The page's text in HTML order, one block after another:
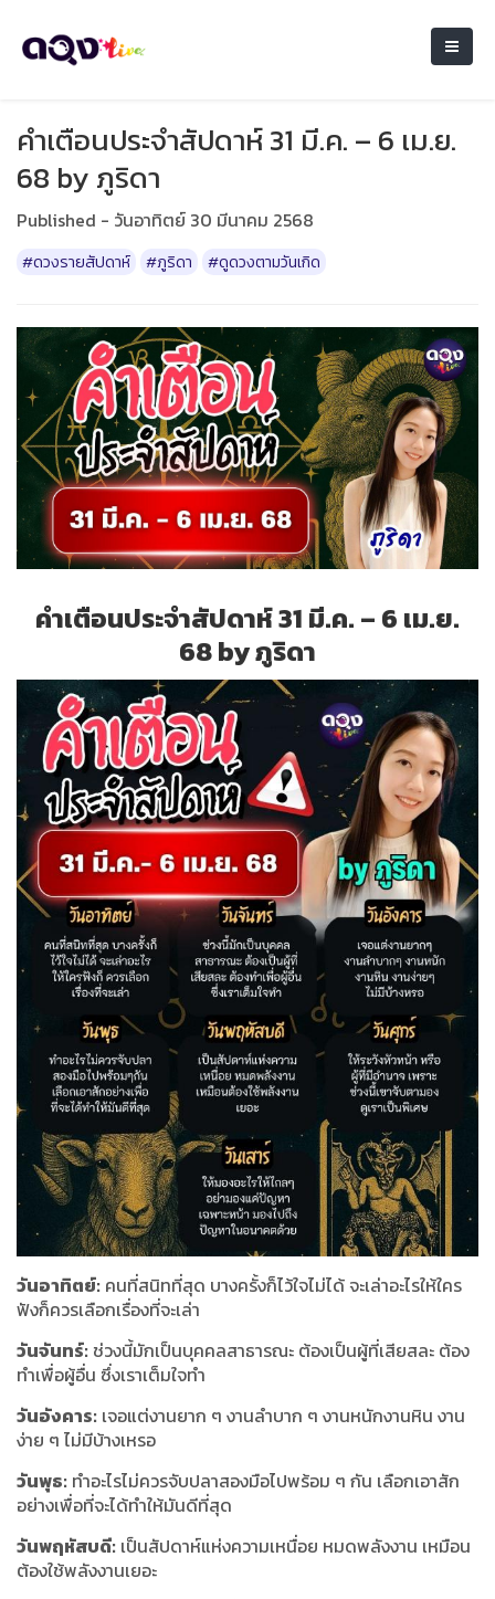
คำเตือนประจำสัปดาห์ 31 มี.ค. – 6 เม.ย.
68 by ภูริดา
Published - วันอาทิตย์ 30 มีนาคม 2568
#ดวงรายสัปดาห์ #ภูริดา #ดูดวงตามวันเกิด
คำเตือนประจำสัปดาห์ 31 มี.ค. – 6 เม.ย.
68 by ภูริดา
วันอาทิตย์: คนที่สนิทที่สุด บางครั้งก็ไว้ใจไม่ได้ จะเล่าอะไรให้ใคร
ฟังก็ควรเลือกเรื่องที่จะเล่า
วันจันทร์: ช่วงนี้มักเป็นบุคคลสาธารณะ ต้องเป็นผู้ที่เสียสละ ต้อง
ทำเพื่อผู้อื่น ซึ่งเราเต็มใจทำ
วันอังคาร: เจอแต่งานยาก ๆ งานลำบาก ๆ งานหนักงานหิน งาน
ง่าย ๆ ไม่มีบ้างเหรอ
วันพุธ: ทำอะไรไม่ควรจับปลาสองมือไปพร้อม ๆ กัน เลือกเอาสัก
อย่างเพื่อที่จะได้ทำให้มันดีที่สุด
วันพฤหัสบดี: เป็นสัปดาห์แห่งความเหนื่อย หมดพลังงาน เหมือน
ต้องใช้พลังงานเยอะ